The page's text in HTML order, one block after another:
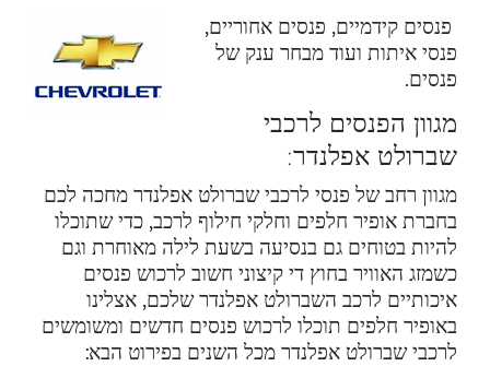
פנסים קידמיים, פנסים אחוריים,
פנסי איתות ועוד מבחר ענק של
פנסים.
מגוון הפנסים לרכבי
שברולט אפלנדר:
מגוון רחב של פנסי לרכבי שברולט אפלנדר מחכה לכם
בחברת אופיר חלפים וחלקי חילוף לרכב, כדי שתוכלו
להיות בטוחים גם בנסיעה בשעת לילה מאוחרת וגם
כשמזג האוויר בחוץ די קיצוני חשוב לרכוש פנסים
איכותיים לרכב השברולט אפלנדר שלכם, אצלינו
באופיר חלפים תוכלו לרכוש פנסים חדשים ומשומשים
לרכבי שברולט אפלנדר מכל השנים בפירוט הבא: